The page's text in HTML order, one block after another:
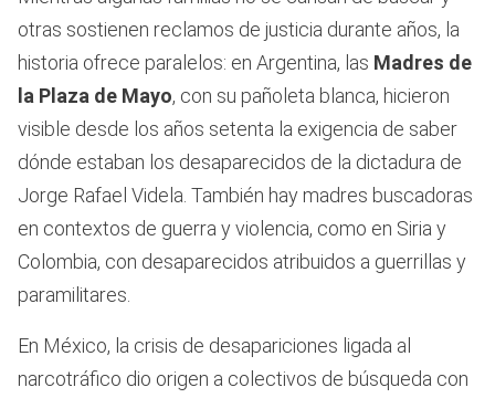
otras sostienen reclamos de justicia durante años, la
historia ofrece paralelos: en Argentina, las Madres de
la Plaza de Mayo, con su pañoleta blanca, hicieron
visible desde los años setenta la exigencia de saber
dónde estaban los desaparecidos de la dictadura de
Jorge Rafael Videla. También hay madres buscadoras
en contextos de guerra y violencia, como en Siria y
Colombia, con desaparecidos atribuidos a guerrillas y
paramilitares.
En México, la crisis de desapariciones ligada al
narcotráfico dio origen a colectivos de búsqueda con